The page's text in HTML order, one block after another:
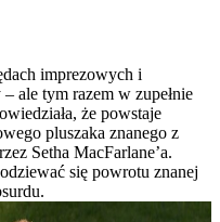
imprezowych i
ale tym razem w zupełnie
że powstaje
pluszaka znanego z
Setha MacFarlane’a.
się powrotu znanej